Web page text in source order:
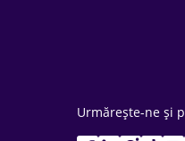
Urmărește-ne și